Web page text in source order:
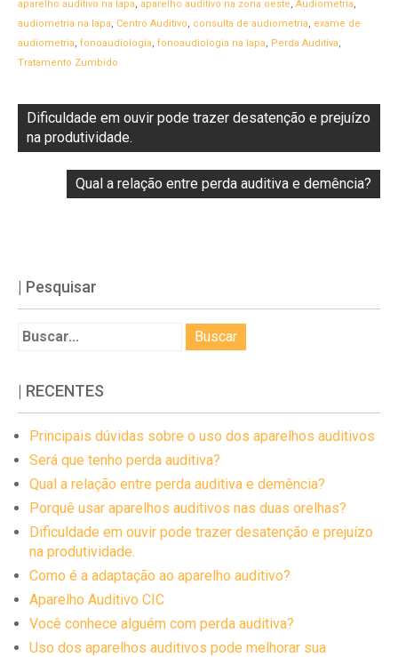
aparelho auditivo na lapa, aparelho auditivo na zona oeste, Audiometria,
audiometria na lapa, Centro Auditivo, consulta de audiometria, exame de
audiometria, fonoaudiologia, fonoaudiologia na lapa, Perda Auditiva,
Tratamento Zumbido
Dificuldade em ouvir pode trazer desatenção e prejuízo
na produtividade.
Qual a relação entre perda auditiva e demência?
| Pesquisar
| RECENTES
Principais dúvidas sobre o uso dos aparelhos auditivos
Será que tenho perda auditiva?
Qual a relação entre perda auditiva e demência?
Porquê usar aparelhos auditivos nas duas orelhas?
Dificuldade em ouvir pode trazer desatenção e prejuízo
na produtividade.
Como é a adaptação ao aparelho auditivo?
Aparelho Auditivo CIC
Você conhece alguém com perda auditiva?
Uso dos aparelhos auditivos pode melhorar sua